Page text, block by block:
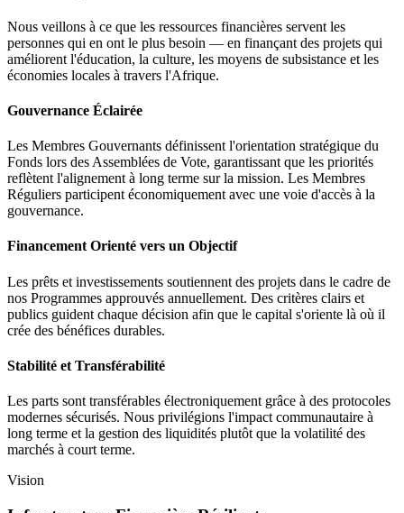
Nous veillons à ce que les ressources financières servent les
personnes qui en ont le plus besoin — en finançant des projets qui
améliorent l'éducation, la culture, les moyens de subsistance et les
économies locales à travers l'Afrique.
Gouvernance Éclairée
Les Membres Gouvernants définissent l'orientation stratégique du
Fonds lors des Assemblées de Vote, garantissant que les priorités
reflètent l'alignement à long terme sur la mission. Les Membres
Réguliers participent économiquement avec une voie d'accès à la
gouvernance.
Financement Orienté vers un Objectif
Les prêts et investissements soutiennent des projets dans le cadre de
nos Programmes approuvés annuellement. Des critères clairs et
publics guident chaque décision afin que le capital s'oriente là où il
crée des bénéfices durables.
Stabilité et Transférabilité
Les parts sont transférables électroniquement grâce à des protocoles
modernes sécurisés. Nous privilégions l'impact communautaire à
long terme et la gestion des liquidités plutôt que la volatilité des
marchés à court terme.
Vision